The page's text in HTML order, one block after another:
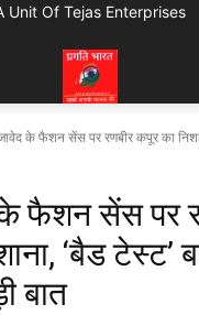
Unit Of Tejas Enterprises
के फैशन सेंस पर रणबीर कपूर का
के फैशन सेंस पर
‘बैड टेस्ट’
बात